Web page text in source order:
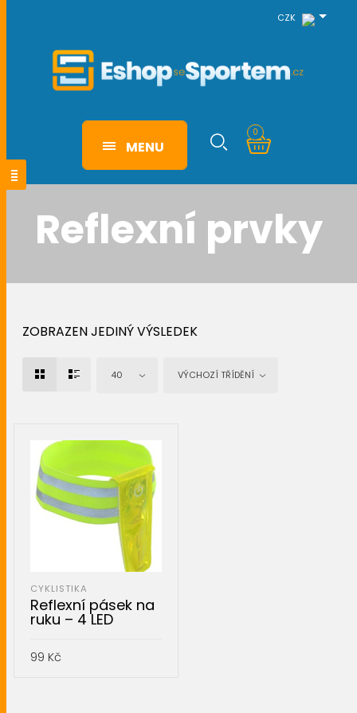
CZK
MENU
0
Reflexní prvky
ZOBRAZEN JEDINÝ VÝSLEDEK
40 VÝCHOZÍ TŘÍDĚNÍ
CYKLISTIKA
Reflexní pásek na
ruku – 4 LED
99 Kč